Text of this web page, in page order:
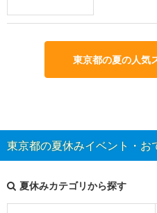
東京都の夏の人気
東京都の夏休みイベント・お
夏休みカテゴリから探す